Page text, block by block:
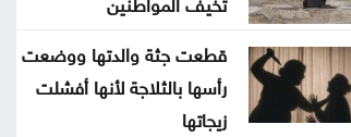
بالمسيّرات على مأرب
العثور على جثة شخص داخل حفرة في
الكورة
قطعت جثة والدتها ووضعت
رأسها بالثلاجة لأنها أفشلت
زيجاتها